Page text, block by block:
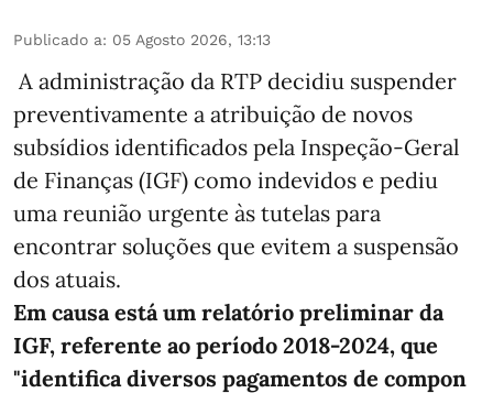
Publicado a: 05 Agosto 2026, 13:13
A administração da RTP decidiu suspender
preventivamente a atribuição de novos
subsídios identificados pela Inspeção-Geral
de Finanças (IGF) como indevidos e pediu
uma reunião urgente às tutelas para
encontrar soluções que evitem a suspensão
dos atuais.
Em causa está um relatório preliminar da
IGF, referente ao período 2018-2024, que
"identifica diversos pagamentos de compon